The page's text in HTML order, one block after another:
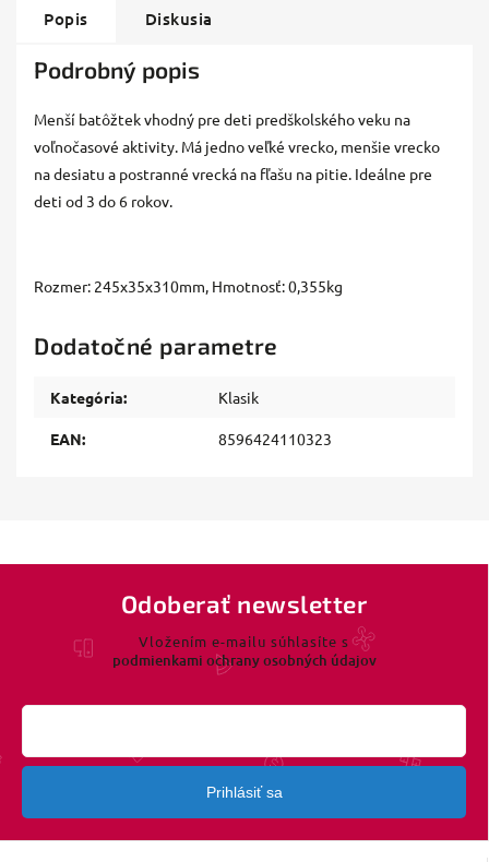
Popis Diskusia
Podrobný popis
Menší batôžtek vhodný pre deti predškolského veku na
voľnočasové aktivity. Má jedno veľké vrecko, menšie vrecko
na desiatu a postranné vrecká na fľašu na pitie. Ideálne pre
deti od 3 do 6 rokov.
Rozmer: 245x35x310mm, Hmotnosť: 0,355kg
Dodatočné parametre
Kategória: Klasik
EAN: 8596424110323
Odoberať newsletter
Vložením e-mailu súhlasíte s
podmienkami ochrany osobných údajov
Prihlásiť sa